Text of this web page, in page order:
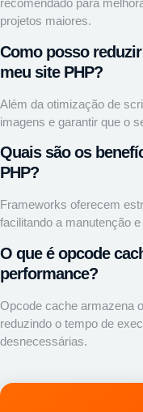
recomendado para
projetos maiores.
Como posso
meu site PHP?
Além da otimização de
imagens e garantir que o
Quais são os
PHP?
Frameworks oferecem
facilitando a manutenção
O que é opcode
performance?
Opcode cache armazena
reduzindo o tempo de
desnecessárias.